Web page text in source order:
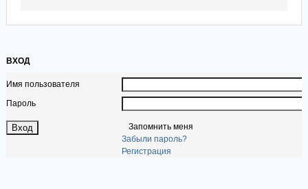
ВХОД
Имя пользователя
Пароль
Запомнить меня
Забыли пароль?
Регистрация